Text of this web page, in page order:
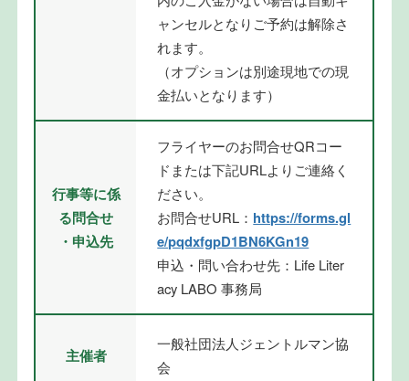
ャンセルとなりご予約は解除さ
れます。
（オプションは別途現地での現
金払いとなります）
行事等に係
る問合せ
・申込先
フライヤーのお問合せQRコー
ドまたは下記URLよりご連絡く
ださい。
お問合せURL： https://forms.gl
e/pqdxfgpD1BN6KGn19
申込・問い合わせ先：Life Liter
acy LABO 事務局
主催者
一般社団法人ジェントルマン協
会